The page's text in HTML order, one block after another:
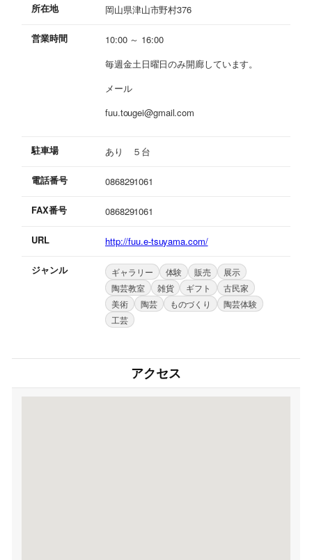
所在地 岡山県津山市野村376
営業時間
10:00 ～ 16:00
毎週金土日曜日のみ開廊しています。
メール
fuu.tougei@gmail.com
駐車場 あり ５台
電話番号 0868291061
FAX番号 0868291061
URL http://fuu.e-tsuyama.com/
ジャンル ギャラリー 体験 販売
展示
陶芸教室
雑貨 ギフト
古民家
美術
陶芸 ものづくり
陶芸体験
工芸
アクセス